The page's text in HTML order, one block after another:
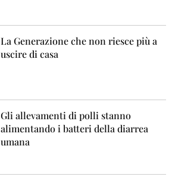
La Generazione che non riesce più a
uscire di casa
Gli allevamenti di polli stanno
alimentando i batteri della diarrea
umana